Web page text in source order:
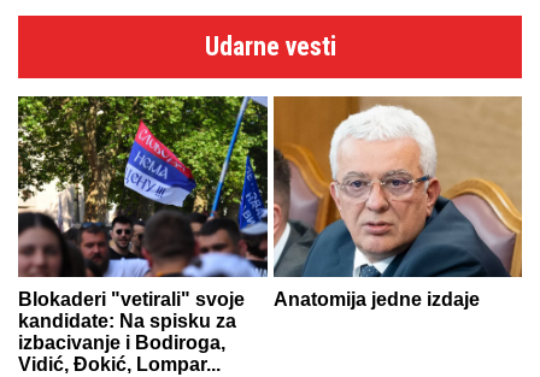
Udarne vesti
Blokaderi "vetirali" svoje
kandidate: Na spisku za
izbacivanje i Bodiroga,
Vidić, Đokić, Lompar...
Anatomija jedne izdaje